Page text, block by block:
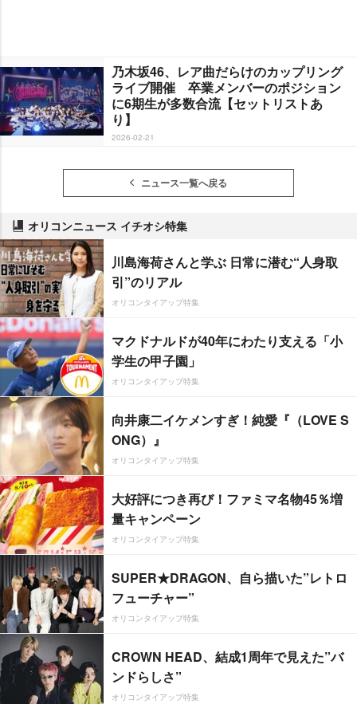
乃木坂46、レア曲だらけのカップリング
ライブ開催 卒業メンバーのポジション
に6期生が多数合流【セットリストあ
り】
2026-02-21
ニュース一覧へ戻る
オリコンニュース イチオシ特集
川島海荷さんと学ぶ 日常に潜む“人身取
引”のリアル
オリコンタイアップ特集
マクドナルドが40年にわたり支える「小
学生の甲子園」
オリコンタイアップ特集
向井康二イケメンすぎ！純愛『（LOVE S
ONG）』
オリコンタイアップ特集
大好評につき再び！ファミマ名物45％増
量キャンペーン
オリコンタイアップ特集
SUPER★DRAGON、自ら描いた”レトロ
フューチャー”
オリコンタイアップ特集
CROWN HEAD、結成1周年で見えた”バ
ンドらしさ”
オリコンタイアップ特集